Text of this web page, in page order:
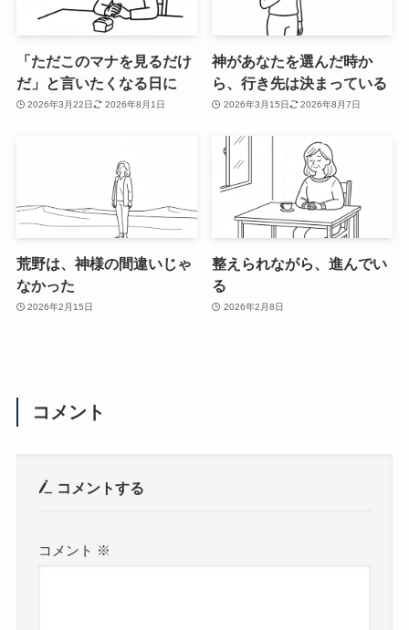
「ただこのマナを見るだけ
だ」と言いたくなる日に
2026年3月22日 2026年8月1日
神があなたを選んだ時か
ら、行き先は決まっている
2026年3月15日 2026年8月7日
荒野は、神様の間違いじゃ
なかった
2026年2月15日
整えられながら、進んでい
る
2026年2月8日
コメント
コメントする
コメント ※